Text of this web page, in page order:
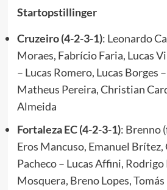
Startopstillinger
Cruzeiro (4-2-3-1): Leonardo
Moraes, Fabrício Faria, Lucas
– Lucas Romero, Lucas Borges
Matheus Pereira, Christian
Almeida
Fortaleza EC (4-2-3-1): Brenno
Eros Mancuso, Emanuel Brítez,
Pacheco – Lucas Affini,
Mosquera, Breno Lopes,